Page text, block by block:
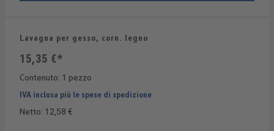
Lavagna per gesso, corn. legno
15,35 €*
Contenuto: 1 pezzo
IVA inclusa più le spese di spedizione
Netto: 12,58 €